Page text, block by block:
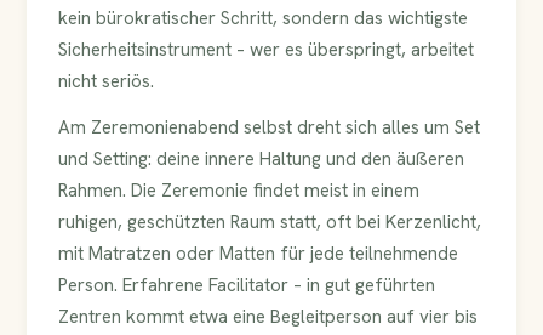
kein bürokratischer Schritt, sondern das wichtigste
Sicherheitsinstrument – wer es überspringt, arbeitet
nicht seriös.
Am Zeremonienabend selbst dreht sich alles um Set
und Setting: deine innere Haltung und den äußeren
Rahmen. Die Zeremonie findet meist in einem
ruhigen, geschützten Raum statt, oft bei Kerzenlicht,
mit Matratzen oder Matten für jede teilnehmende
Person. Erfahrene Facilitator – in gut geführten
Zentren kommt etwa eine Begleitperson auf vier bis